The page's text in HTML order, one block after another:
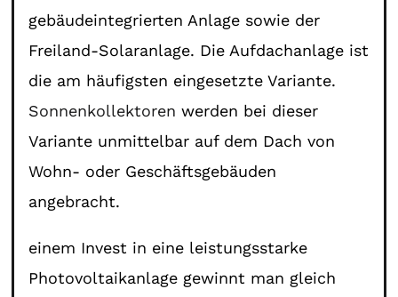
gebäudeintegrierten Anlage sowie der
Freiland-Solaranlage. Die Aufdachanlage ist
die am häufigsten eingesetzte Variante.
Sonnenkollektoren werden bei dieser
Variante unmittelbar auf dem Dach von
Wohn- oder Geschäftsgebäuden
angebracht.
einem Invest in eine leistungsstarke
Photovoltaikanlage gewinnt man gleich